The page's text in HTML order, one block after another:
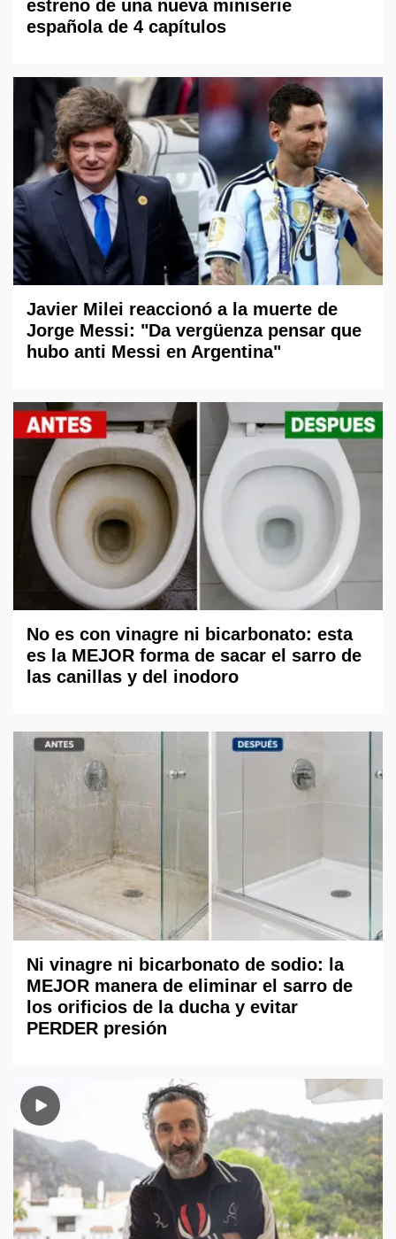
estreno de una nueva miniserie
española de 4 capítulos
Javier Milei reaccionó a la muerte de
Jorge Messi: "Da vergüenza pensar que
hubo anti Messi en Argentina"
No es con vinagre ni bicarbonato: esta
es la MEJOR forma de sacar el sarro de
las canillas y del inodoro
Ni vinagre ni bicarbonato de sodio: la
MEJOR manera de eliminar el sarro de
los orificios de la ducha y evitar
PERDER presión